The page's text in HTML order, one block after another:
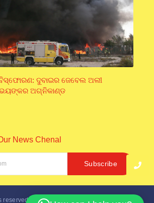
ଦୁବାଇର ଜେବେଲ ଅଲୀ
ଅଗ୍ନିକାଣ୍ଡ
News Chenal
Subscribe
reserved. Designed by Inter Softech